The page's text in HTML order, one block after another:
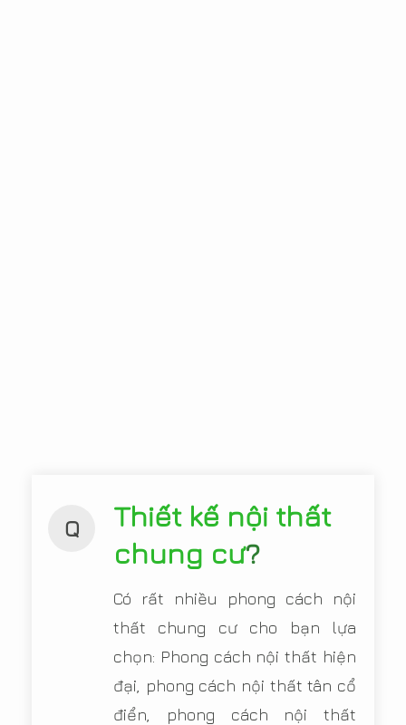
Q
Thiết kế nội thất
chung cư?
Có rất nhiều phong cách nội
thất chung cư cho bạn lựa
chọn: Phong cách nội thất hiện
đại, phong cách nội thất tân cổ
điển, phong cách nội thất